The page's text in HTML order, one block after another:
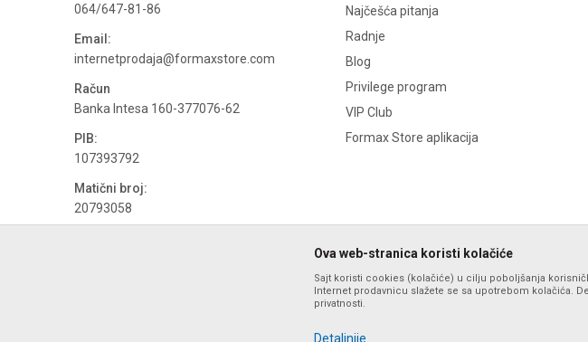
064/647-81-86
Email:
internetprodaja@formaxstore.com
Račun
Banka Intesa 160-377076-62
PIB:
107393792
Matični broj:
20793058
Najčešća pitanja
Radnje
Blog
Privilege program
VIP Club
Formax Store aplikacija
Ova web-stranica koristi kolačiće
Sajt koristi cookies (kolačiće) u cilju poboljšanja
Internet prodavnicu slažete se sa upotrebom kolačića.
privatnosti.
Detaljnije